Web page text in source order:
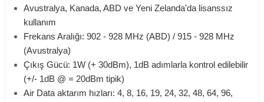
Avustralya, Kanada, ABD ve Yeni Zelanda'da lisanssız
kullanım
Frekans Aralığı: 902 - 928 MHz (ABD) / 915 - 928 MHz
(Avustralya)
Çıkış Gücü: 1W (+ 30dBm), 1dB adımlarla kontrol edilebilir
(+/- 1dB @ = 20dBm tipik)
Air Data aktarım hızları: 4, 8, 16, 19, 24, 32, 48, 64, 96,